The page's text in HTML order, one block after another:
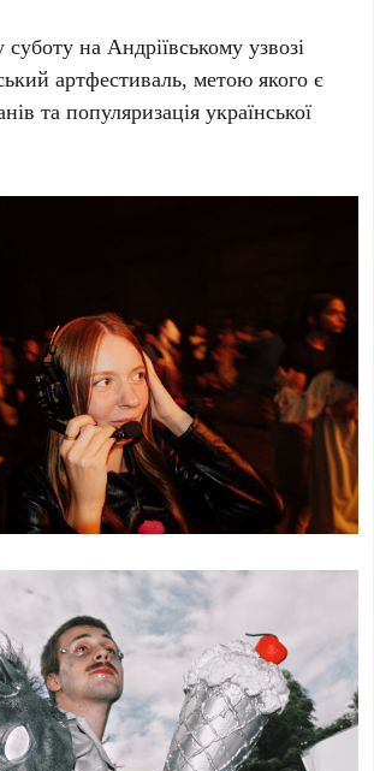
суботу наАндріївському узвозі
артфестиваль, метою якого є
та популяризація української